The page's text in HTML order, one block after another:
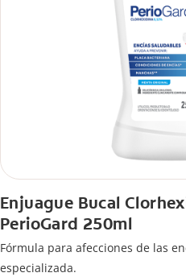
Enjuague Bucal
PerioGard 250ml
Fórmula para afecciones de las
especializada.